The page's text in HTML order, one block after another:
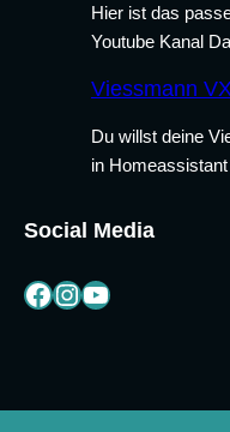
Hier ist das
Youtube Kanal
Viessmann
Du willst deine
in
Social Media
Facebook InstagramYouTube